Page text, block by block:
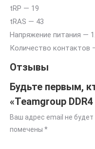
tRP — 19
tRAS — 43
Напряжение питания —
Количество контактов
Отзывы
Будьте первым,
«Teamgroup
Ваш адрес email не будет
помечены *